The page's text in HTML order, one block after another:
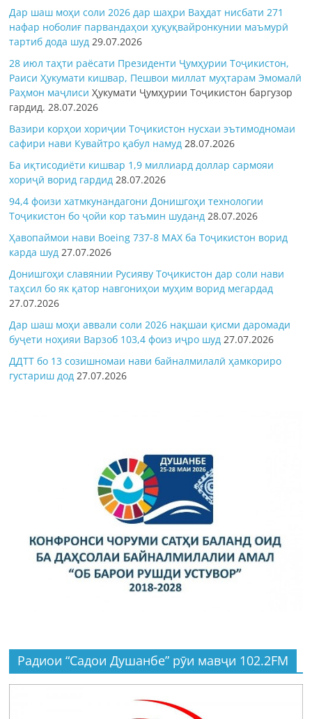
Дар шаш моҳи соли 2026 дар шаҳри Ваҳдат нисбати 271
нафар ноболиғ парвандаҳои ҳуқуқвайронкунии маъмурӣ
тартиб дода шуд 29.07.2026
28 июл таҳти раёсати Президенти Ҷумҳурии Тоҷикистон,
Раиси Ҳукумати кишвар, Пешвои миллат муҳтарам Эмомалӣ
Раҳмон маҷлисиҲукумати Ҷумҳурии Тоҷикистон баргузор
гардид.28.07.2026
Вазири корҳои хориҷии Тоҷикистон нусхаи эътимодномаи
сафири нави Кувайтро қабул намуд 28.07.2026
Ба иқтисодиёти кишвар 1,9 миллиард доллар сармояи
хориҷӣ ворид гардид 28.07.2026
94,4 фоизи хатмкунандагони Донишгоҳи технологии
Тоҷикистон бо ҷойи кор таъмин шуданд 28.07.2026
Ҳавопаймои нави Boeing 737-8 MAX ба Тоҷикистон ворид
карда шуд 27.07.2026
Донишгоҳи славянии Русияву Тоҷикистон дар соли нави
таҳсил бо як қатор навгониҳои муҳим ворид мегардад
27.07.2026
Дар шаш моҳи аввали соли 2026 нақшаи қисми даромади
буҷети ноҳияи Варзоб 103,4 фоиз иҷро шуд 27.07.2026
ДДТТ бо 13 созишномаи нави байналмилалӣ ҳамкориро
густариш дод 27.07.2026
Радиои “Садои Душанбе” рӯи мавҷи 102.2FM